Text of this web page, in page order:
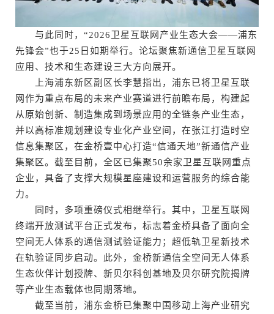
与此同时，“2026卫星互联网产业生态大会——浦东
先锋会”也于25日如期举行。论坛聚焦新通信卫星互联网
应用、技术和生态建设三大方向展开。
上海浦东新区副区长李慧指出，浦东已将卫星互联
网作为重点布局的未来产业赛道进行前瞻布局，构建起
从原始创新、制造集成到场景应用的全链条产业生态，
并以高标准规划建设专业化产业空间，在张江打造时空
信息集聚区，在金桥壹中心打造“信通天地”新通信产业
集聚区。截至目前，全区已集聚50余家卫星互联网重点
企业，具备了支撑大规模星座建设和运营服务的综合能
力。
同时，多项重磅仪式相继举行。其中，卫星互联网
终端开放测试平台正式发布，标志着金桥具备了面向全
空间无人体系的通信测试验证能力；超低轨卫星新技术
在轨验证同步启动。此外，金桥新通信全空间无人体系
生态伙伴计划授牌、新贝尔科创基地及贝尔研究院揭牌
等产业生态载体也同期落地。
截至当前，浦东金桥已集聚中国移动上海产业研究